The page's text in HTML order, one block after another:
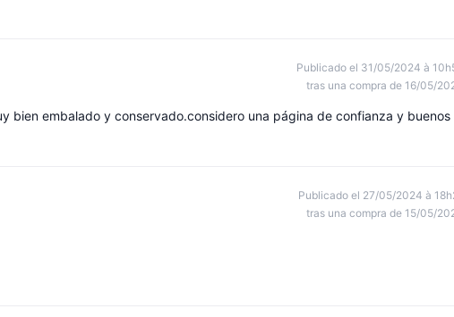
Publicado el 31/05/2024 à
tras una compra de 16/05/
bien embalado y conservado.considero una página de confianza y buenos
Publicado el 27/05/2024 à
tras una compra de 15/05/